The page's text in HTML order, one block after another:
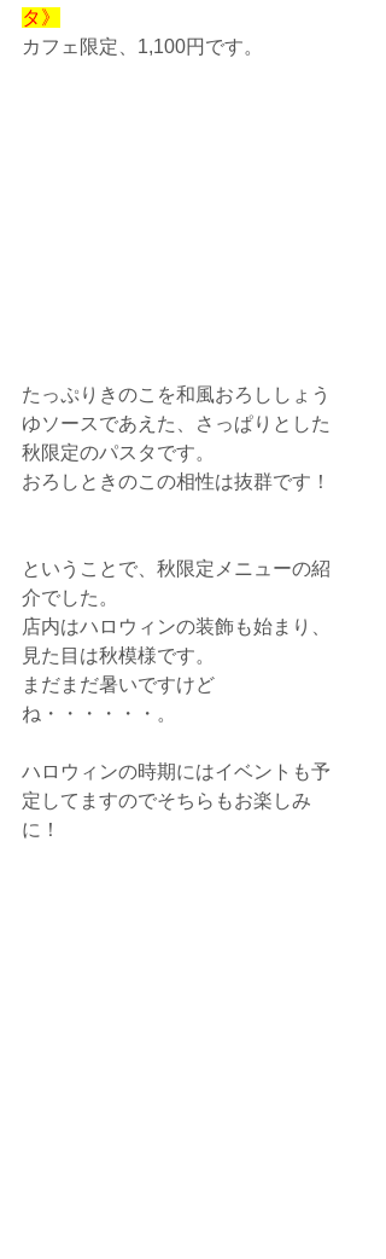
タ》
カフェ限定、1,100円です。
たっぷりきのこを和風おろししょう
ゆソースであえた、さっぱりとした
秋限定のパスタです。
おろしときのこの相性は抜群です！
ということで、秋限定メニューの紹
介でした。
店内はハロウィンの装飾も始まり、
見た目は秋模様です。
まだまだ暑いですけど
ね・・・・・・。
ハロウィンの時期にはイベントも予
定してますのでそちらもお楽しみ
に！